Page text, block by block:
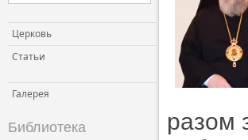
Церковь
Статьи
Галерея
Библиотека
разом